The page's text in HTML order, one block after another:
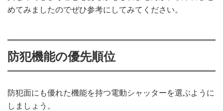
めてみましたのでぜひ参考にしてみてください。
防犯機能の優先順位
防犯面にも優れた機能を持つ電動シャッターを選ぶように
しましょう。